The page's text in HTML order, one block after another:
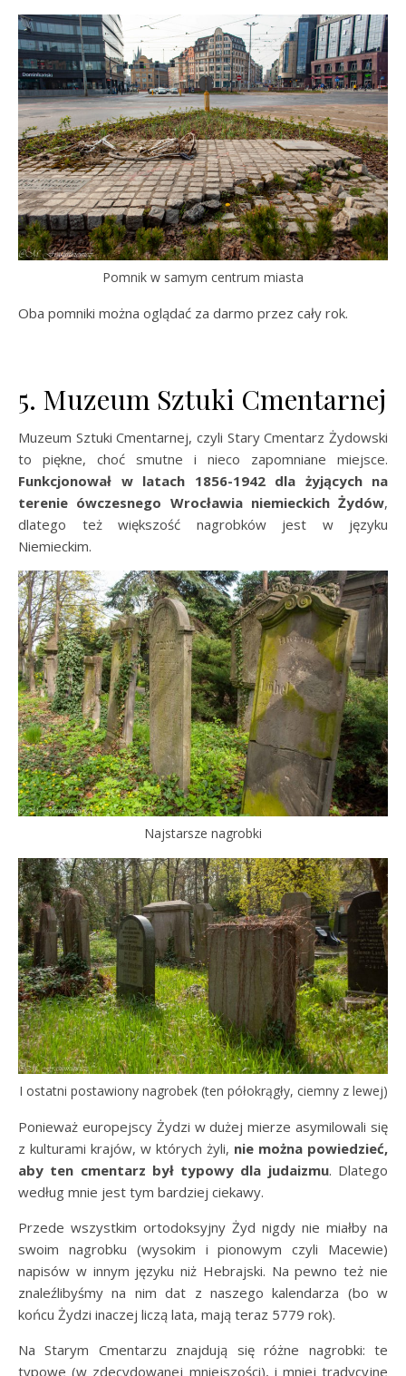
Pomnik w samym centrum miasta
Oba pomniki można oglądać za darmo przez cały rok.
5. Muzeum Sztuki Cmentarnej
Muzeum Sztuki Cmentarnej, czyli Stary Cmentarz Żydowski
to piękne, choć smutne i nieco zapomniane miejsce.
Funkcjonował w latach 1856-1942 dla żyjących na
terenie ówczesnego Wrocławia niemieckich Żydów,
dlatego też większość nagrobków jest w języku
Niemieckim.
Najstarsze nagrobki
I ostatni postawiony nagrobek (ten półokrągły, ciemny z lewej)
Ponieważ europejscy Żydzi w dużej mierze asymilowali się
z kulturami krajów, w których żyli, nie można powiedzieć,
aby ten cmentarz był typowy dla judaizmu. Dlatego
według mnie jest tym bardziej ciekawy.
Przede wszystkim ortodoksyjny Żyd nigdy nie miałby na
swoim nagrobku (wysokim i pionowym czyli Macewie)
napisów w innym języku niż Hebrajski. Na pewno też nie
znaleźlibyśmy na nim dat z naszego kalendarza (bo w
końcu Żydzi inaczej liczą lata, mają teraz 5779 rok).
Na Starym Cmentarzu znajdują się różne nagrobki: te
typowe (w zdecydowanej mniejszości), i mniej tradycyjne